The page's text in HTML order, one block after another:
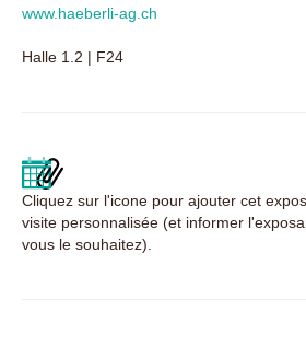
www.haeberli-ag.ch
Halle 1.2 | F24
Cliquez sur l'icone pour ajouter cet
visite personnalisée (et informer
vous le souhaitez).